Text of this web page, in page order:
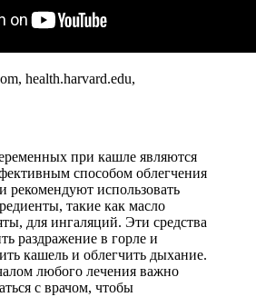
health.harvard.edu,
при кашле являются
способом облегчения
рекомендуют использовать
такие как масло
для ингаляций. Эти средства
раздражение в горле и
кашель и облегчить дыхание.
любого лечения важно
с врачом, чтобы